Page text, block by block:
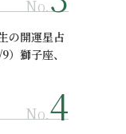
No.
の開運星占
）獅子座、
No.